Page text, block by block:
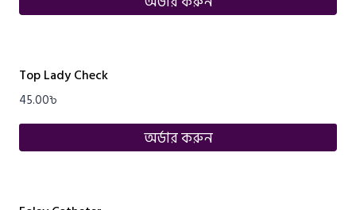
Top Lady Check
45.00৳
অর্ডার করুন